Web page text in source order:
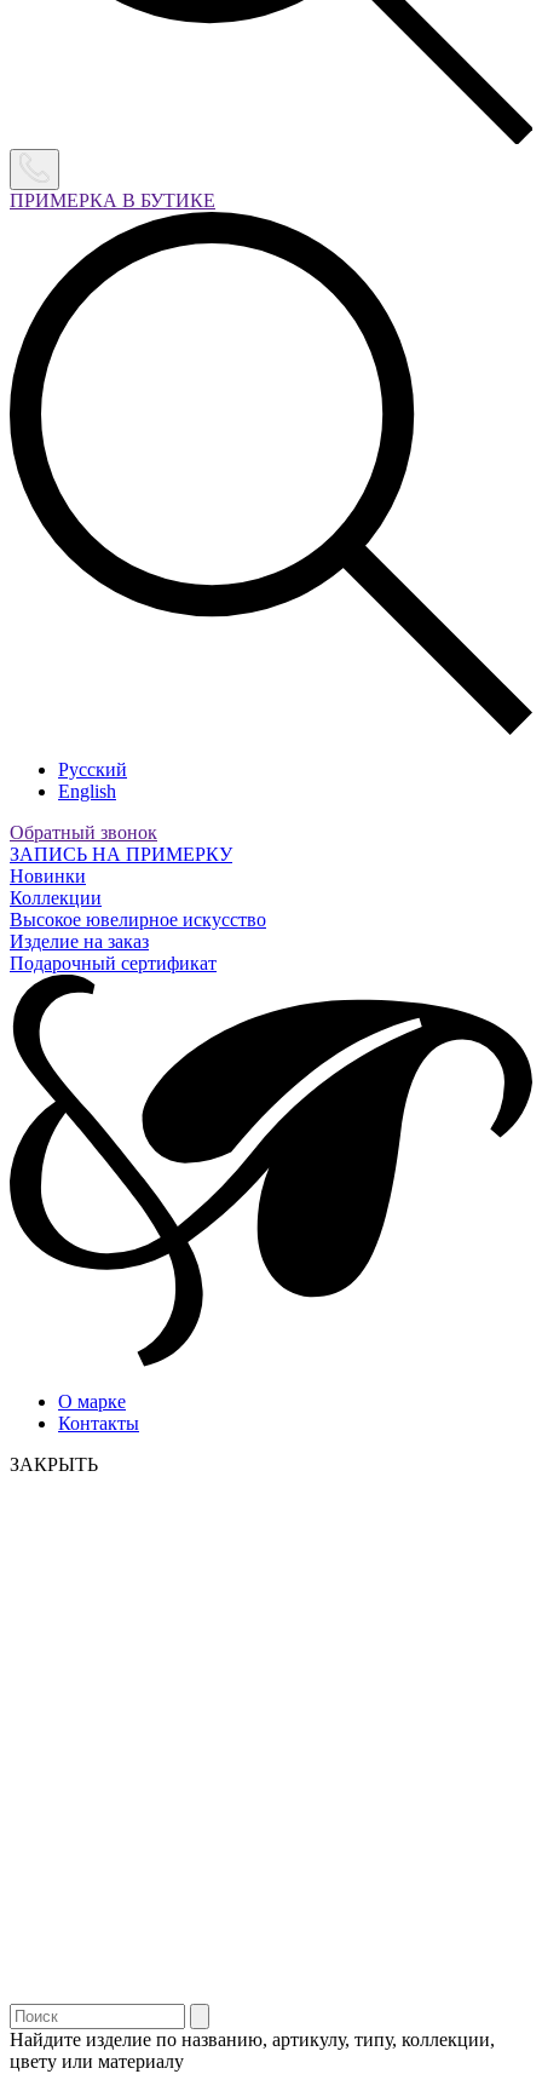
ПРИМЕРКА В БУТИКЕ
Русский
English
Обратный звонок
ЗАПИСЬ НА ПРИМЕРКУ
Новинки
Коллекции
Высокое ювелирное искусство
Изделие на заказ
Подарочный сертификат
О марке
Контакты
ЗАКРЫТЬ
Найдите изделие по названию, артикулу, типу, коллекции,
цвету или материалу